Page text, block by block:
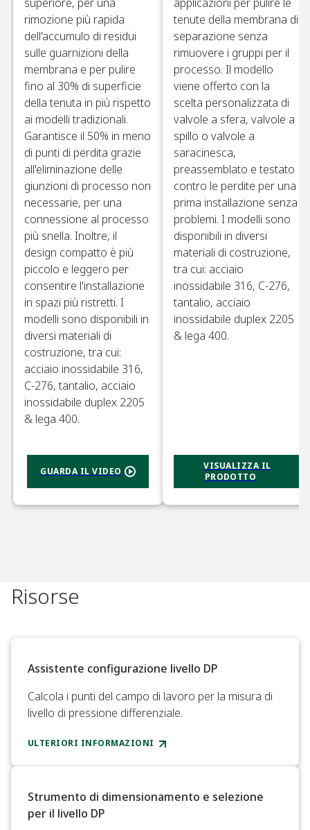
rimozione più rapida
dell'accumulo di residui
sulle guarnizioni della
membrana e per pulire
fino al 30% di superficie
della tenuta in più rispetto
ai modelli tradizionali.
Garantisce il 50% in meno
di punti di perdita grazie
all'eliminazione delle
giunzioni di processo non
necessarie, per una
connessione al processo
più snella. Inoltre, il
design compatto è più
piccolo e leggero per
consentire l'installazione
in spazi più ristretti. I
modelli sono disponibili in
diversi materiali di
costruzione, tra cui:
acciaio inossidabile 316,
C-276, tantalio, acciaio
inossidabile duplex 2205
& lega 400.​
GUARDA IL VIDEO
tenute della membrana di
separazione senza
rimuovere i gruppi per il
processo. Il modello
viene offerto con la
scelta personalizzata di
valvole a sfera, valvole a
spillo o valvole a
saracinesca,
preassemblato e testato
contro le perdite per una
prima installazione senza
problemi. I modelli sono
disponibili in diversi
materiali di costruzione,
tra cui: acciaio
inossidabile 316, C-276,
tantalio, acciaio
inossidabile duplex 2205
& lega 400.​
VISUALIZZA IL
PRODOTTO​
Risorse
Assistente configurazione livello DP​
Calcola i punti del campo di lavoro per la misura di
livello di pressione differenziale.​
ULTERIORI INFORMAZIONI
Strumento di dimensionamento e selezione
per il livello DP​